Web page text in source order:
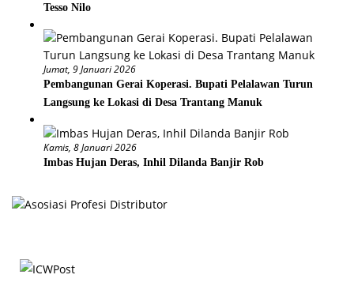
Tesso Nilo
Jumat, 9 Januari 2026
Pembangunan Gerai Koperasi. Bupati Pelalawan Turun
Langsung ke Lokasi di Desa Trantang Manuk
Kamis, 8 Januari 2026
Imbas Hujan Deras, Inhil Dilanda Banjir Rob